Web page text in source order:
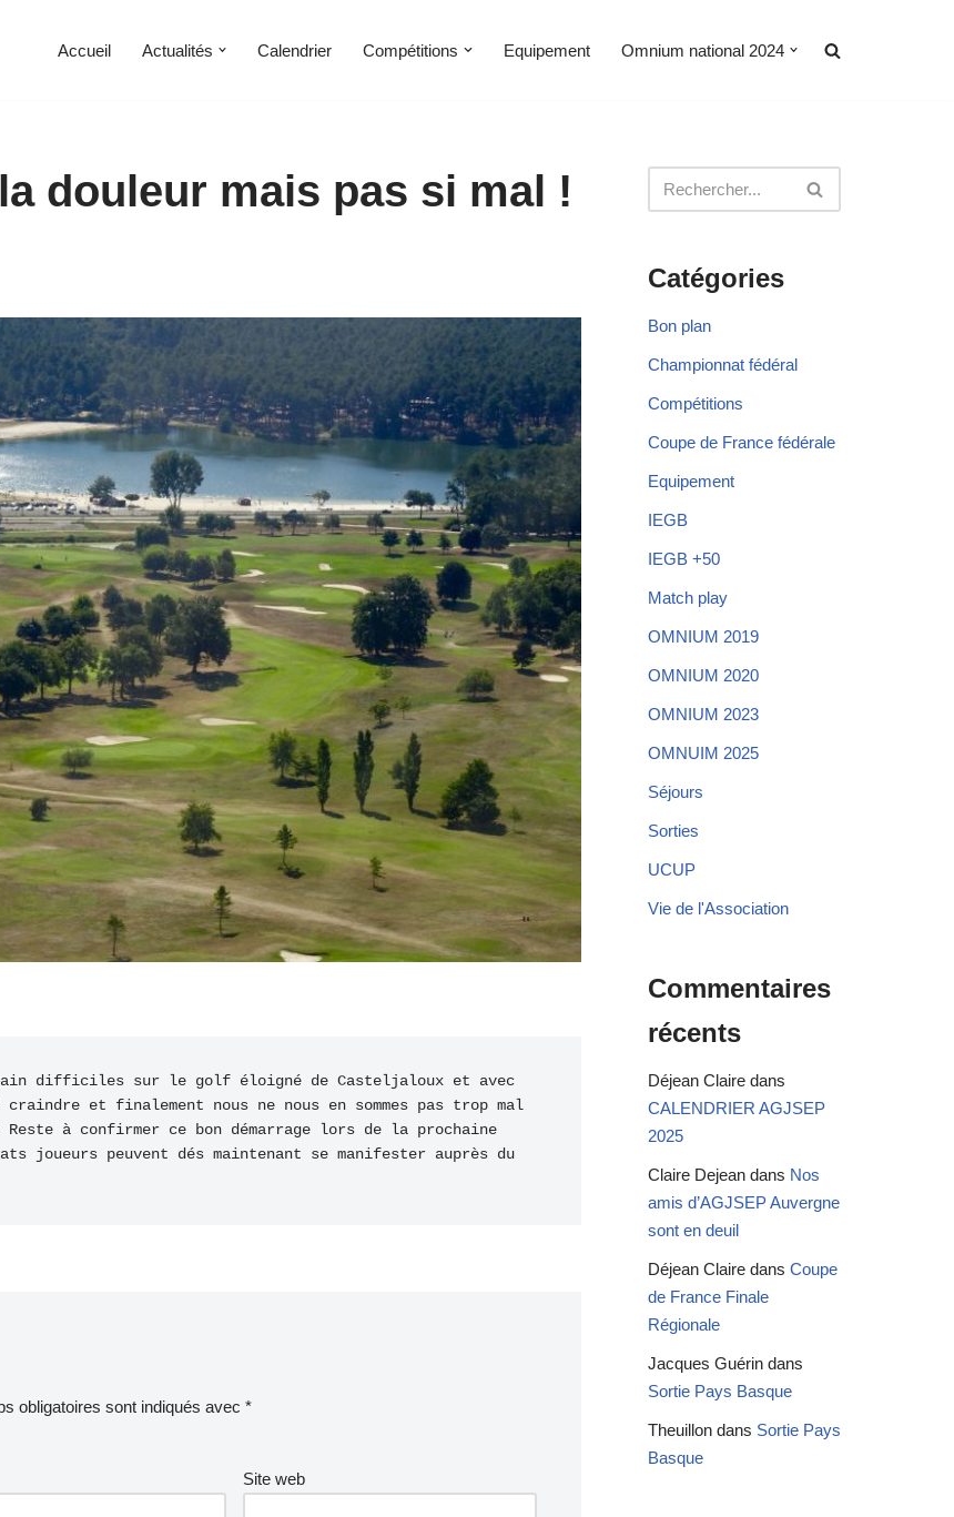
Accueil Actualités Calendrier Compétitions Equipement Omnium national 2024
douleur mais pas si mal !
difficiles sur le golf éloigné de Casteljaloux et avec
et finalement nous ne nous en sommes pas trop mal
à confirmer ce bon démarrage lors de la prochaine
joueurs peuvent dés maintenant se manifester auprès du
obligatoires sont indiqués avec *
Site web
Catégories
Bon plan
Championnat fédéral
Compétitions
Coupe de France fédérale
Equipement
IEGB
IEGB +50
Match play
OMNIUM 2019
OMNIUM 2020
OMNIUM 2023
OMNUIM 2025
Séjours
Sorties
UCUP
Vie de l'Association
Commentaires
récents
Déjean Claire dans
CALENDRIER AGJSEP
2025
Claire Dejean dans Nos
amis d’AGJSEP Auvergne
sont en deuil
Déjean Claire dans Coupe
de France Finale
Régionale
Jacques Guérin dans
Sortie Pays Basque
Theuillon dans Sortie Pays
Basque